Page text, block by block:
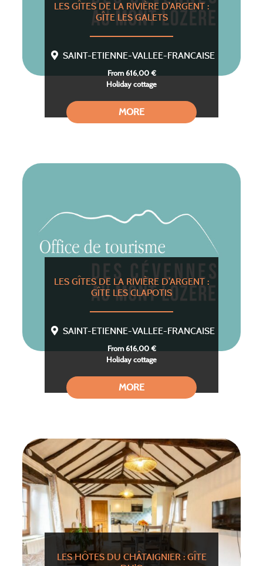
LES GÎTES DE LA RIVIÈRE D’ARGENT :
GÎTE LES GALETS
SAINT-ETIENNE-VALLEE-FRANCAISE
From 616,00 €
Holiday cottage
MORE
LES GÎTES DE LA RIVIÈRE D’ARGENT :
GÎTE LES CLAPOTIS
SAINT-ETIENNE-VALLEE-FRANCAISE
From 616,00 €
Holiday cottage
MORE
LES HÔTES DU CHÂTAIGNIER : GÎTE